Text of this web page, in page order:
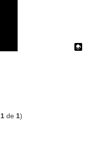
1 de 1)